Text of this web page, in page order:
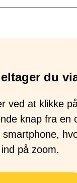
du
ved at klikke
knap fra en
smartphone,
på zoom.